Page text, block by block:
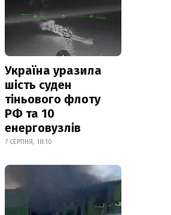
Україна уразила
шість суден
тіньового флоту
РФ та 10
енерговузлів
7 СЕРПНЯ, 18:10